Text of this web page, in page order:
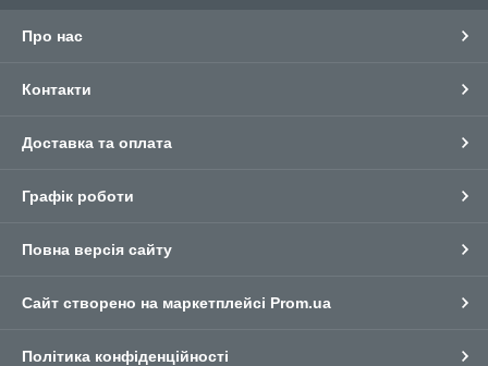
Про нас
Контакти
Доставка та оплата
Графік роботи
Повна версія сайту
Сайт створено на маркетплейсі Prom.ua
Політика конфіденційності